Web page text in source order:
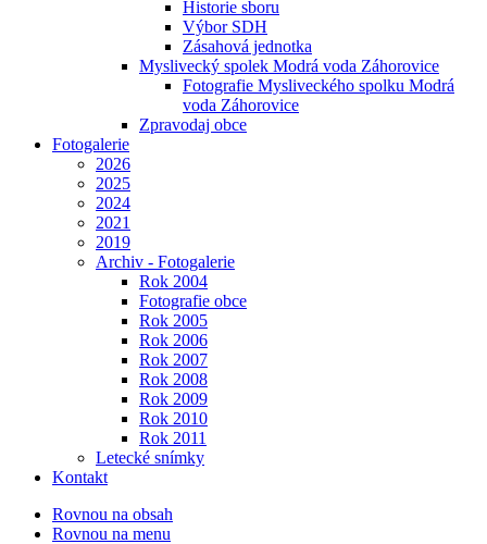
Historie sboru
Výbor SDH
Zásahová jednotka
Myslivecký spolek Modrá voda Záhorovice
Fotografie Mysliveckého spolku Modrá
voda Záhorovice
Zpravodaj obce
Fotogalerie
2026
2025
2024
2021
2019
Archiv - Fotogalerie
Rok 2004
Fotografie obce
Rok 2005
Rok 2006
Rok 2007
Rok 2008
Rok 2009
Rok 2010
Rok 2011
Letecké snímky
Kontakt
Rovnou na obsah
Rovnou na menu